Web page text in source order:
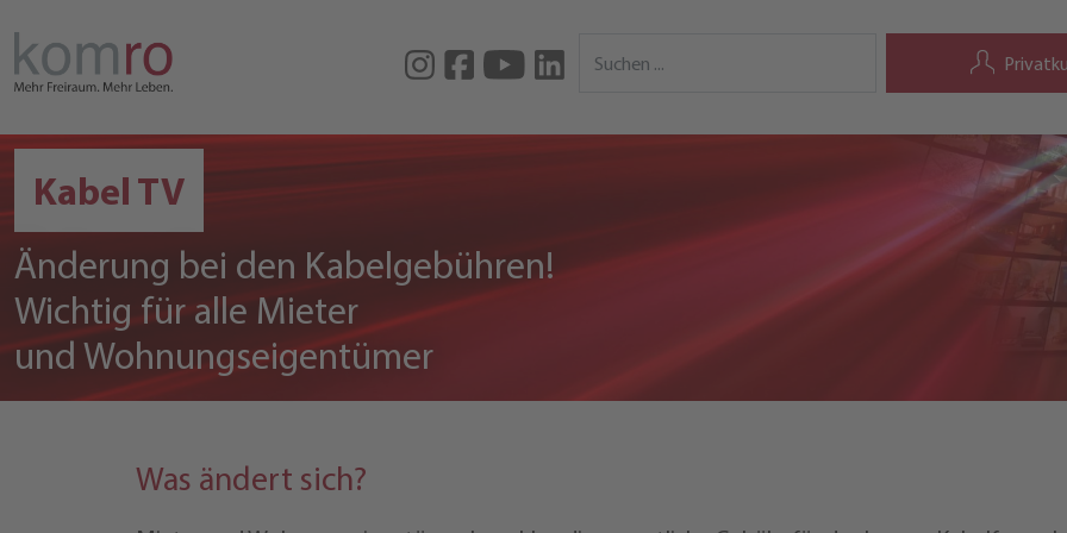
Kabel TV
Änderung bei den Kabelgebühren!
Wichtig für alle Mieter
und Wohnungseigentümer
Was ändert sich?